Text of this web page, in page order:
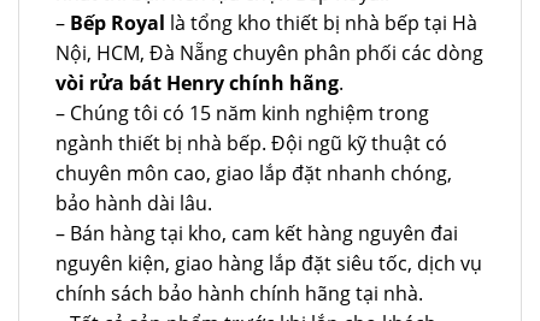
– Bếp Royal là tổng kho thiết bị nhà bếp tại Hà
Nội, HCM, Đà Nẵng chuyên phân phối các dòng
vòi rửa bát Henry chính hãng.
– Chúng tôi có 15 năm kinh nghiệm trong
ngành thiết bị nhà bếp. Đội ngũ kỹ thuật có
chuyên môn cao, giao lắp đặt nhanh chóng,
bảo hành dài lâu.
– Bán hàng tại kho, cam kết hàng nguyên đai
nguyên kiện, giao hàng lắp đặt siêu tốc, dịch vụ
chính sách bảo hành chính hãng tại nhà.